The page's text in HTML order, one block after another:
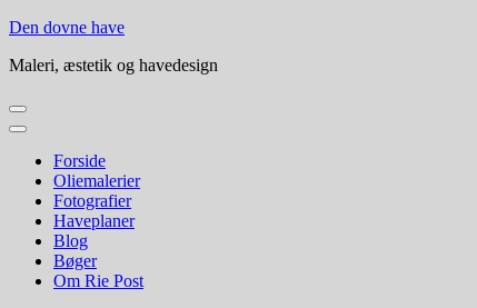
Skip
content
Enter)
Den dovne have
Maleri, æstetik og havedesign
Forside
Oliemalerier
Fotografier
Haveplaner
Blog
Bøger
Om Rie Post